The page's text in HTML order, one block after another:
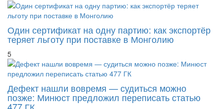
4
Один сертификат на одну партию: как экспортёр
теряет льготу при поставке в Монголию
5
Дефект нашли вовремя — судиться можно